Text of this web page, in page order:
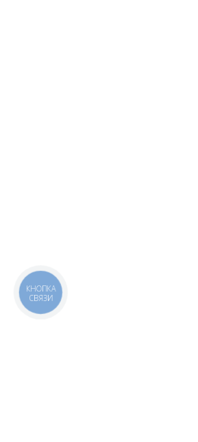
КНОПКА
СВЯЗИ